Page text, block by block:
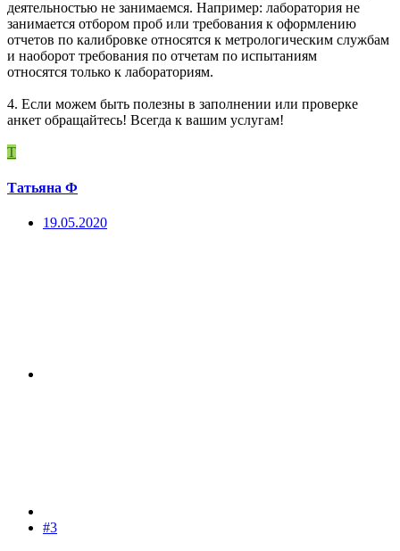
деятельностью не занимаемся. Например: лаборатория не
занимается отбором проб или требования к оформлению
отчетов по калибровке относятся к метрологическим службам
и наоборот требования по отчетам по испытаниям
относятся только к лабораториям.
4. Если можем быть полезны в заполнении или проверке
анкет обращайтесь! Всегда к вашим услугам!
Т
Татьяна Ф
19.05.2020
#3